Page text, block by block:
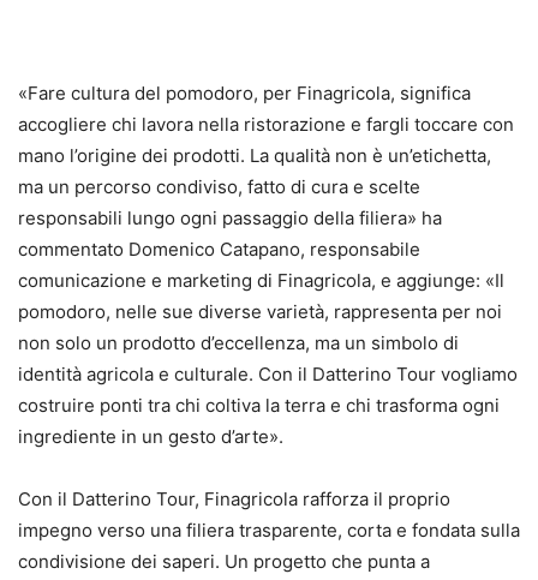
«Fare cultura del pomodoro, per Finagricola, significa
accogliere chi lavora nella ristorazione e fargli toccare con
mano l’origine dei prodotti. La qualità non è un’etichetta,
ma un percorso condiviso, fatto di cura e scelte
responsabili lungo ogni passaggio della filiera» ha
commentato Domenico Catapano, responsabile
comunicazione e marketing di Finagricola, e aggiunge: «Il
pomodoro, nelle sue diverse varietà, rappresenta per noi
non solo un prodotto d’eccellenza, ma un simbolo di
identità agricola e culturale. Con il Datterino Tour vogliamo
costruire ponti tra chi coltiva la terra e chi trasforma ogni
ingrediente in un gesto d’arte».
Con il Datterino Tour, Finagricola rafforza il proprio
impegno verso una filiera trasparente, corta e fondata sulla
condivisione dei saperi. Un progetto che punta a